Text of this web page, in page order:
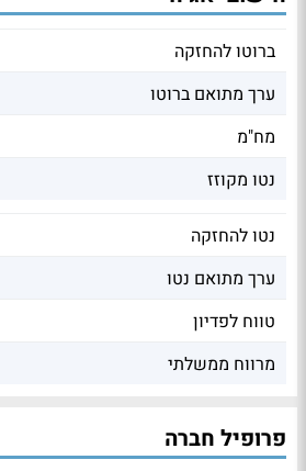
ברוטו להחזקה
ערך מתואם ברוטו
מח"מ
נטו מקוזז
נטו להחזקה
ערך מתואם נטו
טווח לפדיון
מרווח ממשלתי
פרופיל חברה